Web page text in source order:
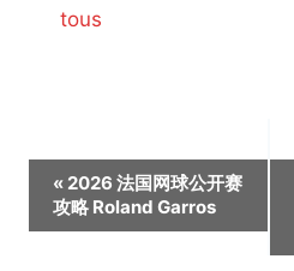
tous
活
动
« 2026 法国网球公开赛
攻略 Roland Garros